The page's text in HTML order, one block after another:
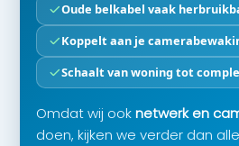
Oude belkabel vaak
Koppelt aan je
Schaalt van woning tot
Omdat wij ooknetwerk en
doen, kijken we verder dan